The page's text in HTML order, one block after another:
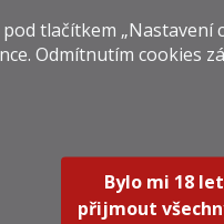
tlačítkem „Nastavení
Odmítnutím cookies
Bylo mi 18
přijmout
1862
Famille
Do